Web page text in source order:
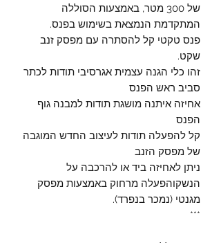
של 300 מטר, באמצעות הסוללה
המתקדמת הנמצאת בשימוש בפנס.
פנס טקטי קל להסתרה עם מפסק זנב
שקט.
זהו כלי הגנה עצמית אגרסיבי תודות לכתר
סביב ראש הפנס
אחיזה איתנה מושגת תודות למבנה גוף
הפנס
קל להפעלה תודות לעיצוב החדש המוגבה
של מפסק הזנב
ניתן לאחיזה ביד או להרכבה על
הנשקוהפעלה מרחוק באמצעות מפסק
מגנטי (נמכר בנפרד).
***